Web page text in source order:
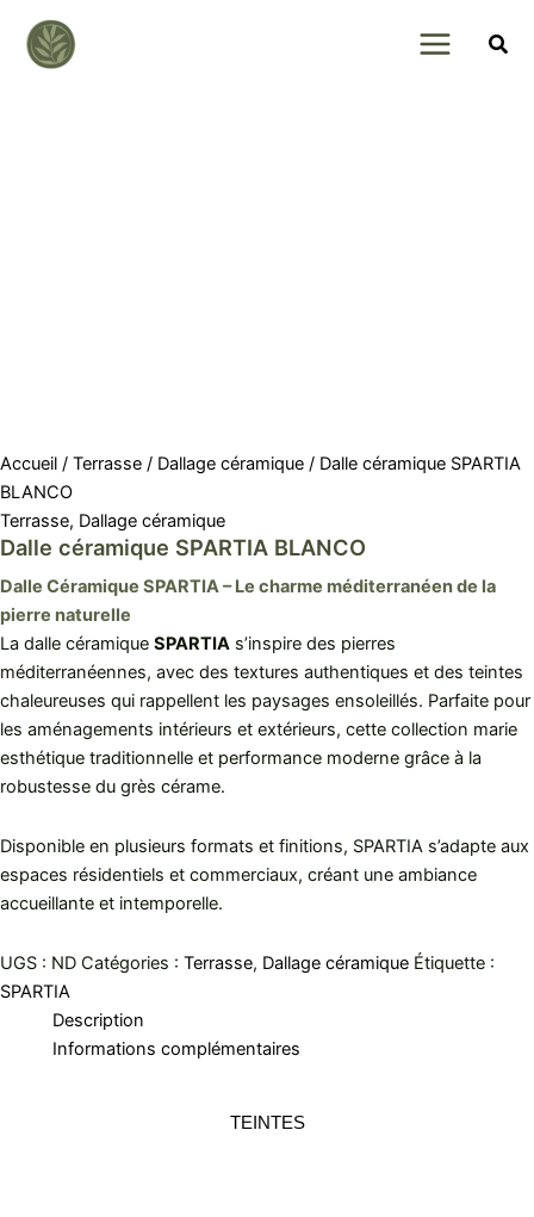
content
Accueil / Terrasse / Dallage céramique / Dalle céramique SPARTIA
BLANCO
Terrasse, Dallage céramique
Dalle céramique SPARTIA BLANCO
Dalle Céramique SPARTIA – Le charme méditerranéen de la
pierre naturelle
La dalle céramique SPARTIA s’inspire des pierres
méditerranéennes, avec des textures authentiques et des teintes
chaleureuses qui rappellent les paysages ensoleillés. Parfaite pour
les aménagements intérieurs et extérieurs, cette collection marie
esthétique traditionnelle et performance moderne grâce à la
robustesse du grès cérame.
Disponible en plusieurs formats et finitions, SPARTIA s’adapte aux
espaces résidentiels et commerciaux, créant une ambiance
accueillante et intemporelle.
UGS : ND Catégories : Terrasse, Dallage céramique Étiquette :
SPARTIA
Description
Informations complémentaires
TEINTES